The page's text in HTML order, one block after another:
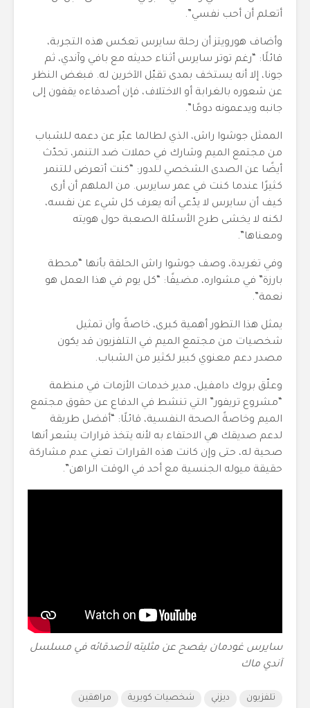
أتعلم أن أحب نفسي”.
وأضاف هورويتز أن رحلة سايرس تعكس هذه التجربة،
قائلًا: “رغم توتر سايرس أثناء حديثه مع بافي وآندي، ثم
جونا، إلا أنه يستخف بمدى تقبّل الآخرين له. فبغض النظر
عن شعوره بالغرابة أو الاختلاف، فإن أصدقاءه يقفون إلى
جانبه ويدعمونه دومًا”.
الممثل جوشوا راش، الذي لطالما عبّر عن دعمه للشباب
من مجتمع الميم وشارك في حملات ضد التنمر، تحدّث
أيضًا عن الصدى الشخصي للدور: “كنت أتعرض للتنمر
كثيرًا عندما كنت في عمر سايرس. من الملهم أن أرى
كيف أن سايرس لا يدّعي أنه يعرف كل شيء عن نفسه،
لكنه لا يخشى طرح الأسئلة الصعبة حول هويته
ومعناها”.
وفي تغريدة، وصف جوشوا راش الحلقة بأنها “محطة
بارزة” في مشواره، مضيفًا: “كل يوم في هذا العمل هو
نعمة”.
يمثل هذا التطور أهمية كبرى، خاصةً وأن تمثيل
شخصيات من مجتمع الميم في التلفزيون قد يكون
مصدر دعم معنوي كبير لكثير من الشباب.
وعلّق بروك دامفيل، مدير خدمات الأزمات في منظمة
“مشروع تريفور” التي تنشط في الدفاع عن حقوق مجتمع
الميم وخاصةً الصحة النفسية، قائلًا: “أفضل طريقة
لدعم صديقك هي الاحتفاء به لأنه يتخذ قرارات يشعر أنها
صحية له، حتى وإن كانت هذه القرارات تعني عدم مشاركة
حقيقة ميوله الجنسية مع أحد في الوقت الراهن”.
سايرس غودمان يفصح عن مثليته لأصدقائه في مسلسل
آندي ماك
تلفزيون ديزني شخصيات كويرية مراهقين